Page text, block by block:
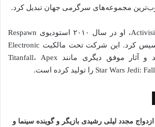
مجموعه‌های سرگرمی جهان تبدیل کرد.
پس از جدایی از Activision، او در سال ۲۰۱۰ استودیوی Respawn
Entertainment را تأسیس کرد. این شرکت تحت مالکیت Electronic
Arts فعالیت می‌کند و آثار موفق دیگری مانند Titanfall، Apex
ازدواج مجدد لیلی رشیدی بازیگر و گوینده سینما و